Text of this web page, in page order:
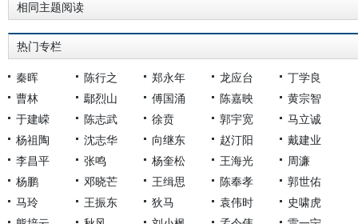
相同主题阅读
热门专栏
秦晖 陈行之 郑永年 龙应台
丁学良
曹林
鄢烈山 傅国涌 陈嘉映
黄宗智
于建嵘
陈志武 徐贲 郭宇宽
马立诚
杨祖陶
沈志华 向继东 赵汀阳
戴建业
李昌平
张鸣 杨奎松 王海光
周濂
杨鹏
邓晓芒 王缉思 陈奉孝
郭世佑
马玲
王振东 狄马 袁伟时
史啸虎